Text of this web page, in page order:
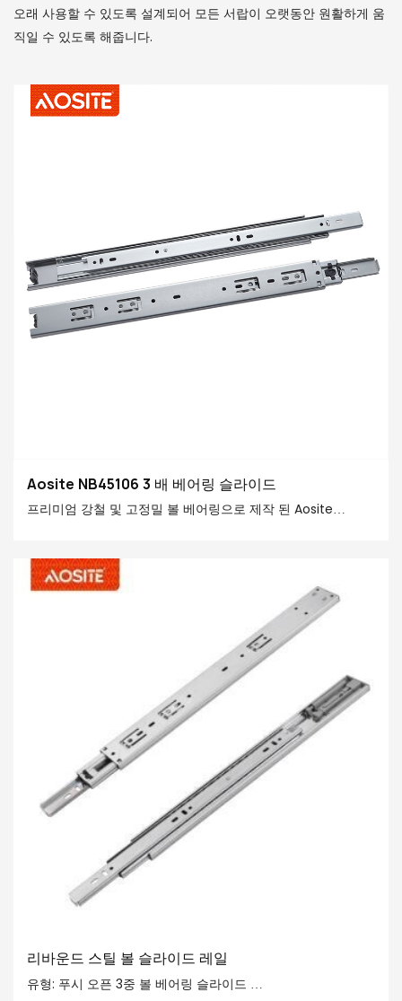
오래 사용할 수 있도록 설계되어 모든 서랍이 오랫동안 원활하게 움
직일 수 있도록 해줍니다.
Aosite NB45106 3 배 베어링 슬라이드
프리미엄 강철 및 고정밀 볼 베어링으로 ​​제작 된 Aosite
부드러운 슬라이딩 모션, 우수한 소음 감소 및 오래 지속되는
내구성을 자랑하며 문제를 완벽하게 해결합니다! 손쉬운 서랍
작동을 위해 Aosite Hardware 3 배 볼 베어링 슬라이드를 선
리바운드 스틸 볼 슬라이드 레일
유형: 푸시 오픈 3중 볼 베어링 슬라이드